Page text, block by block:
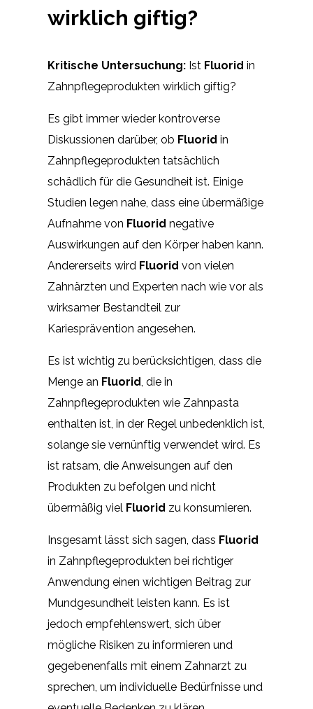
wirklich giftig?
Kritische Untersuchung: Ist Fluorid in
Zahnpflegeprodukten wirklich giftig?
Es gibt immer wieder kontroverse
Diskussionen darüber, ob Fluorid in
Zahnpflegeprodukten tatsächlich
schädlich für die Gesundheit ist. Einige
Studien legen nahe, dass eine übermäßige
Aufnahme von Fluorid negative
Auswirkungen auf den Körper haben kann.
Andererseits wird Fluorid von vielen
Zahnärzten und Experten nach wie vor als
wirksamer Bestandteil zur
Kariesprävention angesehen.
Es ist wichtig zu berücksichtigen, dass die
Menge an Fluorid , die in
Zahnpflegeprodukten wie Zahnpasta
enthalten ist, in der Regel unbedenklich ist,
solange sie vernünftig verwendet wird. Es
ist ratsam, die Anweisungen auf den
Produkten zu befolgen und nicht
übermäßig viel Fluorid zu konsumieren.
Insgesamt lässt sich sagen, dass Fluorid
in Zahnpflegeprodukten bei richtiger
Anwendung einen wichtigen Beitrag zur
Mundgesundheit leisten kann. Es ist
jedoch empfehlenswert, sich über
mögliche Risiken zu informieren und
gegebenenfalls mit einem Zahnarzt zu
sprechen, um individuelle Bedürfnisse und